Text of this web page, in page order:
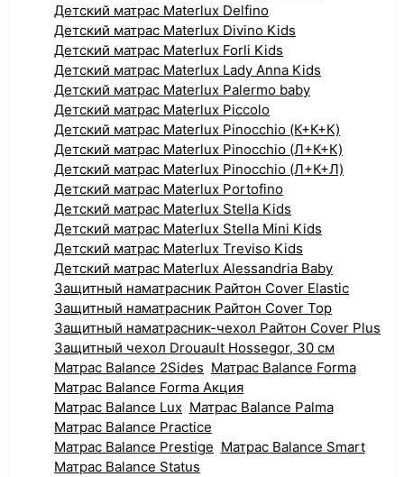
Детский матрас Materlux Delfino
Детский матрас Materlux Divino Kids
Детский матрас Materlux Forli Kids
Детский матрас Materlux Lady Anna Kids
Детский матрас Materlux Palermo baby
Детский матрас Materlux Piccolo
Детский матрас Materlux Pinocchio (К+К+К)
Детский матрас Materlux Pinocchio (Л+К+К)
Детский матрас Materlux Pinocchio (Л+К+Л)
Детский матрас Materlux Portofino
Детский матрас Materlux Stella Kids
Детский матрас Materlux Stella Mini Kids
Детский матрас Materlux Treviso Kids
Детский матрас Materlux Аlessandria Baby
Защитный наматрасник Райтон Cover Elastic
Защитный наматрасник Райтон Cover Top
Защитный наматрасник-чехол Райтон Cover Plus
Защитный чехол Drouault Hossegor, 30 см
Матрас Balance 2Sides Матрас Balance Forma
Матрас Balance Forma Акция
Матрас Balance Lux Матрас Balance Palma
Матрас Balance Practice
Матрас Balance Prestige Матрас Balance Smart
Матрас Balance Status